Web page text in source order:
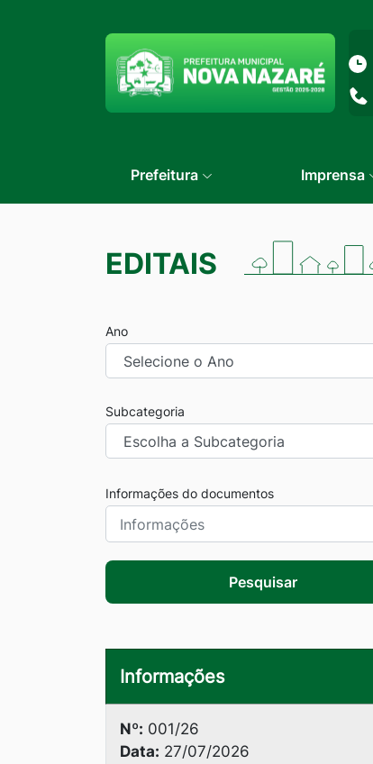
Prefeitura Imprensa
EDITAIS
Ano
Subcategoria
Informações do documentos
Pesquisar
Informações
Nº: 001/26
Data: 27/07/2026